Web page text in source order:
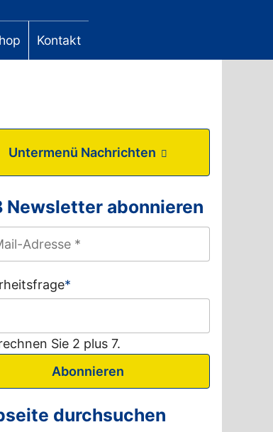
Kontakt
Untermenü Nachrichten
Newsletter abonnieren
*
Sie 2 plus 7.
Abonnieren
durchsuchen